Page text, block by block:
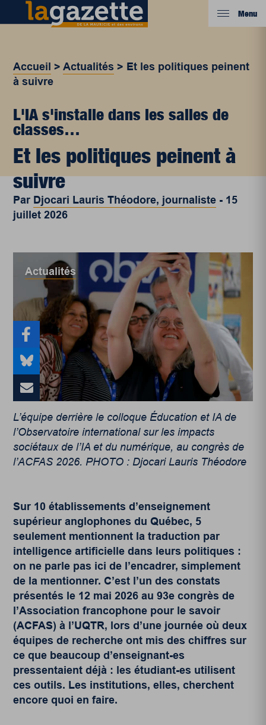
Menu
Accueil >Actualités > Et les politiques peinent
à suivre
L'IA s'installe dans les salles de
classes…
Et les politiques peinent à
suivre
Par Djocari Lauris Théodore, journaliste - 15
juillet 2026
Actualités
L’équipe derrière le colloque Éducation et IA de
l’Observatoire international sur les impacts
sociétaux de l’IA et du numérique, au congrès de
l’ACFAS 2026. PHOTO : Djocari Lauris Théodore
Sur 10 établissements d’enseignement
supérieur anglophones du Québec, 5
seulement mentionnent la traduction par
intelligence artificielle dans leurs politiques :
on ne parle pas ici de l’encadrer, simplement
de la mentionner. C’est l’un des constats
présentés le 12 mai 2026 au 93e congrès de
l’Association francophone pour le savoir
(ACFAS) à l’UQTR, lors d’une journée où deux
équipes de recherche ont mis des chiffres sur
ce que beaucoup d’enseignant-es
pressentaient déjà : les étudiant-es utilisent
ces outils. Les institutions, elles, cherchent
encore quoi en faire.